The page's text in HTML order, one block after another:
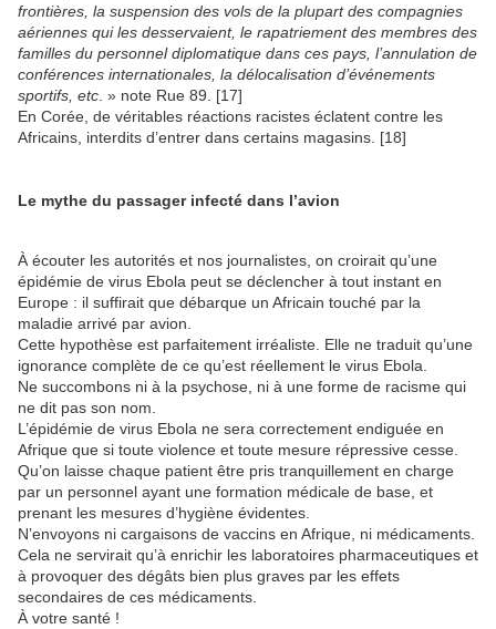
frontières, la suspension des vols de la plupart des compagnies
aériennes qui les desservaient, le rapatriement des membres des
familles du personnel diplomatique dans ces pays, l’annulation de
conférences internationales, la délocalisation d’événements
sportifs, etc . » note Rue 89. [17]
En Corée, de véritables réactions racistes éclatent contre les
Africains, interdits d’entrer dans certains magasins. [18]
Le mythe du passager infecté dans l’avion
À écouter les autorités et nos journalistes, on croirait qu’une
épidémie de virus Ebola peut se déclencher à tout instant en
Europe : il suffirait que débarque un Africain touché par la
maladie arrivé par avion.
Cette hypothèse est parfaitement irréaliste. Elle ne traduit qu’une
ignorance complète de ce qu’est réellement le virus Ebola.
Ne succombons ni à la psychose, ni à une forme de racisme qui
ne dit pas son nom.
L’épidémie de virus Ebola ne sera correctement endiguée en
Afrique que si toute violence et toute mesure répressive cesse.
Qu’on laisse chaque patient être pris tranquillement en charge
par un personnel ayant une formation médicale de base, et
prenant les mesures d’hygiène évidentes.
N’envoyons ni cargaisons de vaccins en Afrique, ni médicaments.
Cela ne servirait qu’à enrichir les laboratoires pharmaceutiques et
à provoquer des dégâts bien plus graves par les effets
secondaires de ces médicaments.
À votre santé !